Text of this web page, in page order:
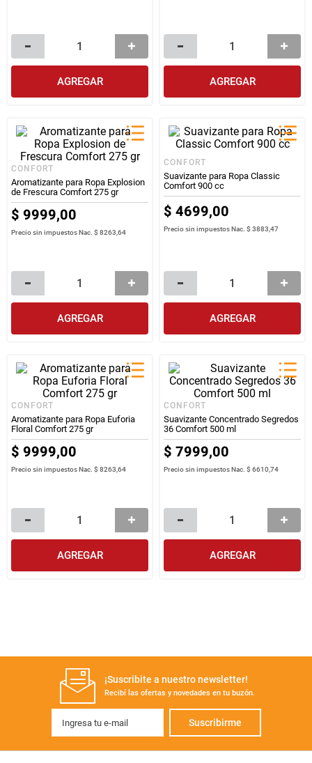
AGREGAR AGREGAR
CONFORT
Aromatizante para Ropa Explosion
de Frescura Comfort 275 gr
$ 9999,00
Precio sin impuestos Nac.$ 8263,64
AGREGAR
CONFORT
Suavizante para Ropa Classic
Comfort 900 cc
$ 4699,00
Precio sin impuestos Nac.$ 3883,47
AGREGAR
CONFORT
Aromatizante para Ropa Euforia
Floral Comfort 275 gr
$ 9999,00
Precio sin impuestos Nac.$ 8263,64
AGREGAR
CONFORT
Suavizante Concentrado Segredos
36 Comfort 500 ml
$ 7999,00
Precio sin impuestos Nac.$ 6610,74
AGREGAR
¡Suscribite a nuestro newsletter!
Recibí las ofertas y novedades en tu buzón.
Suscribirme